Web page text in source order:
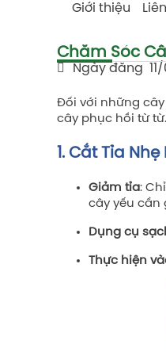
Giới thiệu
Chăm Sóc
Ngày đăng
Đối với những
cây phục hồi từ
1. Cắt Tỉa
Giảm tỉa:
cây yếu cần
Dụng cụ
Thực hiện